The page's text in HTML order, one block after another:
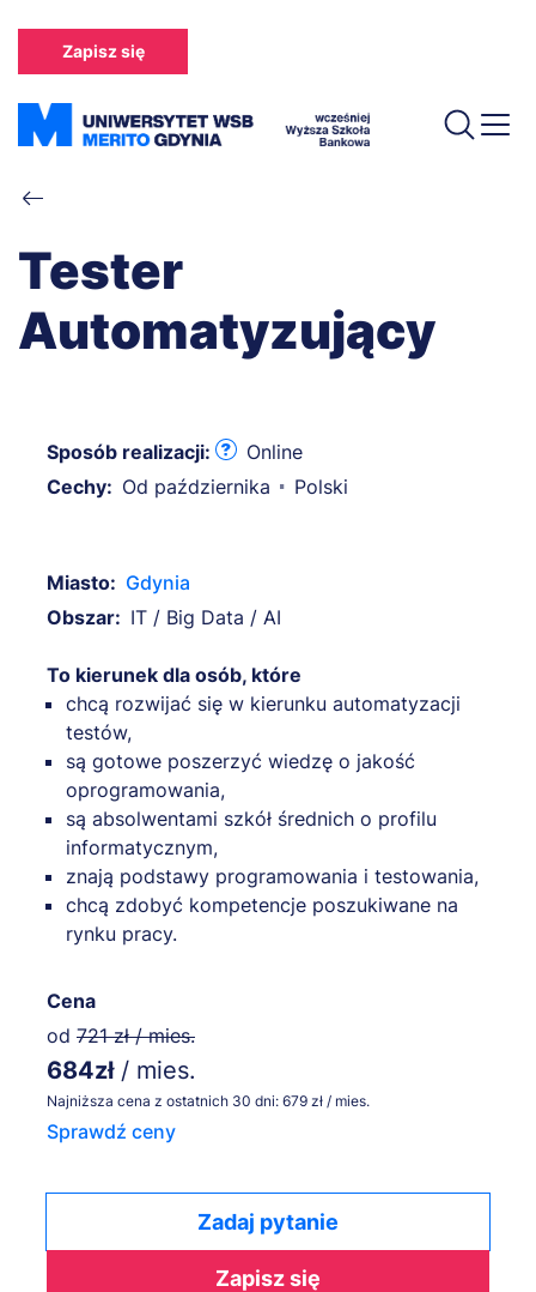
treści
Zapisz się
Ścieżka
nawigacyjna
Tester
Automatyzujący
Sposób realizacji:
Online
Cechy: Od października Polski
Miasto: Gdynia
Obszar: IT / Big Data / AI
To kierunek dla osób, które
chcą rozwijać się w kierunku automatyzacji
testów,
są gotowe poszerzyć wiedzę o jakość
oprogramowania,
są absolwentami szkół średnich o profilu
informatycznym,
znają podstawy programowania i testowania,
chcą zdobyć kompetencje poszukiwane na
rynku pracy.
Cena
od 721 zł / mies.
684zł / mies.
Najniższa cena z ostatnich 30 dni: 679 zł / mies.
Sprawdź ceny
Zadaj pytanie
Zapisz się